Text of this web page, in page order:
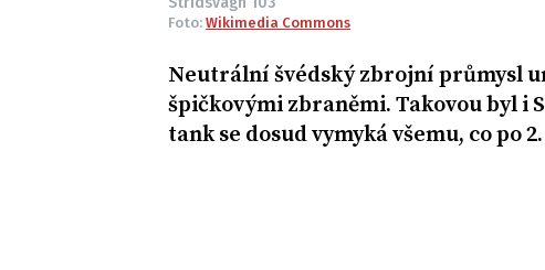
Foto: Wikimedia Commons
Neutrální švédský zbrojní průmysl
špičkovými zbraněmi. Takovou byl i
tank se dosud vymyká všemu, co po